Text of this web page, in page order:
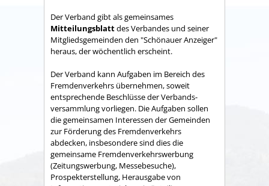
Der Verband gibt als gemeinsames
Mitteilungsblattdes Verbandes und seiner
Mitgliedsgemeinden den "Schönauer Anzeiger"
heraus, der wöchentlich erscheint.
Der Verband kann Aufgaben im Bereich des
Fremdenverkehrs übernehmen, soweit
entsprechende Beschlüsse der Verbands­
versammlung vorliegen. Die Aufgaben sollen
die gemeinsamen Interessen der Gemeinden
zur Förderung des Fremdenverkehrs
abdecken, insbesondere sind dies die
gemeinsame Fremden­verkehrswerbung
(Zeitungswerbung, Messebesuche),
Prospekter­stellung, Herausgabe von